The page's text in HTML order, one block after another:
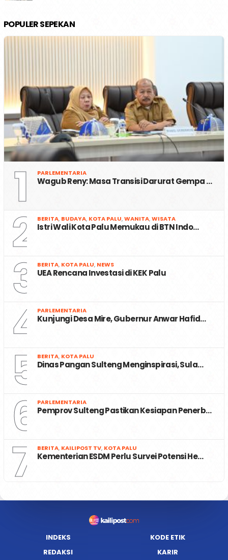
POPULER SEPEKAN
1 PARLEMENTARIA
Wagub Reny: Masa Transisi Darurat Gempa …
2 BERITA, BUDAYA, KOTA PALU,WANITA,WISATA
Istri Wali Kota Palu Memukau di BTN Indo…
3 BERITA, KOTA PALU, NEWS
UEA Rencana Investasi di KEK Palu
4 PARLEMENTARIA
Kunjungi Desa Mire, Gubernur Anwar Hafid…
5 BERITA, KOTA PALU
Dinas Pangan Sulteng Menginspirasi, Sula…
6 PARLEMENTARIA
Pemprov Sulteng Pastikan Kesiapan Penerb…
7 BERITA, KAILIPOST TV, KOTA PALU
Kementerian ESDM Perlu Survei Potensi He…
INDEKS
KODE ETIK
REDAKSI
KARIR